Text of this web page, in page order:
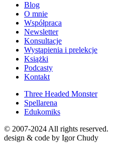
Blog
O mnie
Współpraca
Newsletter
Konsultacje
Wystąpienia i prelekcje
Książki
Podcasty
Kontakt
Three Headed Monster
Spellarena
Edukomiks
© 2007-2024 All rights reserved.
design & code by Igor Chudy